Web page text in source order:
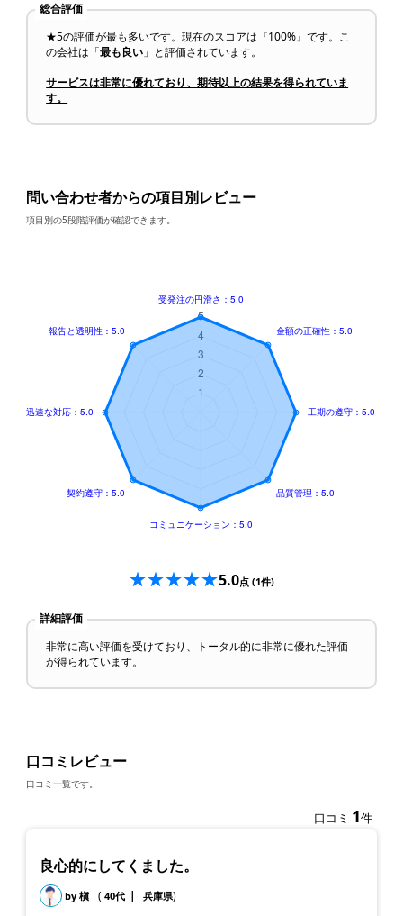
総合評価
★5の評価が最も多いです。現在のスコアは『100%』です。こ
の会社は「最も良い 」と評価されています。
サービスは非常に優れており、期待以上の結果を得られていま
す。
問い合わせ者からの項目別レビュー
項目別の5段階評価が確認できます。
5.0点 (1件)
詳細評価
非常に高い評価を受けており、トータル的に非常に優れた評価
が得られています。
口コミレビュー
口コミ一覧です。
口コミ 1件
良心的にしてくました。
by 槇 ( 40代 | 兵庫県)